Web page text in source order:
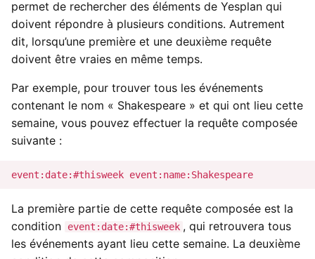
i
o
n
d
e
l
e
c
Importations
Fichiers
Intégrations
Préférences système
et supprimées
Audit
Types de données externes
Introduire les heures
Yesplan 27, juill. 2020
Yesplan 26.2, avr. 2020
Yesplan 26.1, nov. 2019
Yesplan 26, oct. 2019
Yesplan 1.23, nov. 2017
permet de rechercher des éléments de Yesplan qui
doivent répondre à plusieurs conditions. Autrement
dit, lorsqu’une première et une deuxième requête
doivent être vraies en même temps.
Par exemple, pour trouver tous les événements
contenant le nom « Shakespeare » et qui ont lieu cette
semaine, vous pouvez effectuer la requête composée
suivante :
La première partie de cette requête composée est la
condition
event:date:#thisweek , qui retrouvera tous
les événements ayant lieu cette semaine. La deuxième